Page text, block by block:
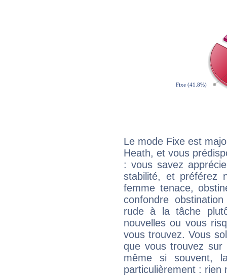
Le mode Fixe est
Heath, et vous
: vous savez
stabilité, et préférez
femme tenace,
confondre
rude à la tâche
nouvelles ou vous
vous trouvez. Vous
que vous trouvez
même si souvent,
particulièrement : rien